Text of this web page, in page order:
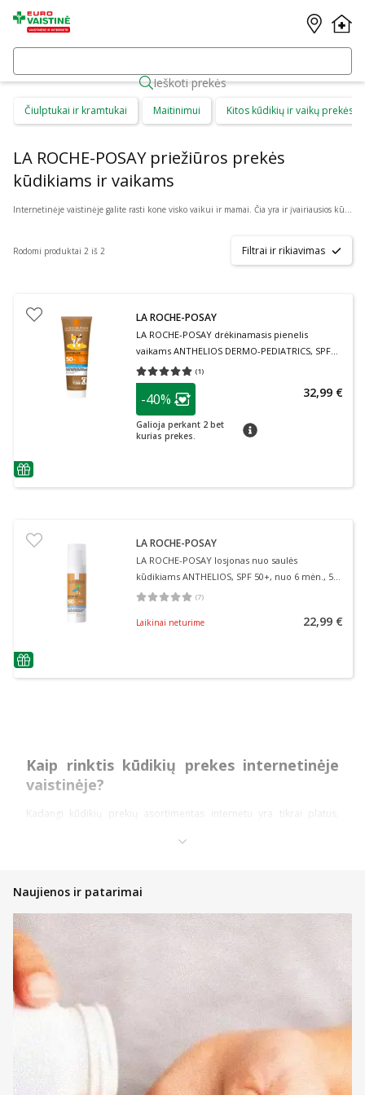
Ieškoti prekės
Čiulptukai ir kramtukai Maitinimui Kitos kūdikių ir vaikų prekės
LA ROCHE-POSAY priežiūros prekės
kūdikiams ir vaikams
Internetinėje vaistinėje galite rasti kone visko vaikui ir mamai. Čia yra ir įvairiausios kūdikių prekės, kurios tinka patiems mažiausiems. Rinkitės iš: valymo šepetėlių, sterilizavimo maišelių, kramtukų, čiulptukų, žindukų, gertuvių ar buteliukų, maišelių mamos pienui, seilinukų bei daugybės kitų prekių. Tarp jų yra tiek berniukams, tiek mergaitėms tinkamų priemonių bei reikmenų, įvairios ekologiškos bei itin saugios, nekenksmingos prekės. Kataloge yra: Akuku, Avent, Baboo, Babyono, Canpol, Dr. Brown‘s, Philips ir daug kitų prekės ženklų.
Rodomi produktai 2 iš 2 Filtrai ir rikiavimas
patarimas
LA ROCHE-POSAY
LA ROCHE-POSAY drėkinamasis pienelis
vaikams ANTHELIOS DERMO-PEDIATRICS, SPF
50+, 250 ml
(1)
Vidutinis įvertinimas 5.00
patarimas
Lojalumo klubo narių nuolaida
-40%
Galioja perkant 2 bet
kurias prekes.
patarimas
32,99 €
patarimas
LA ROCHE-POSAY
LA ROCHE-POSAY losjonas nuo saulės
kūdikiams ANTHELIOS, SPF 50+, nuo 6 mėn., 50
ml
(7)
Vidutinis įvertinimas 5.00
Laikinai neturime 22,99 €
Kaip rinktis kūdikių prekes internetinėje
vaistinėje?
Kadangi kūdikių prekių asortimentas internetu yra tikrai platus,
įžvalgos dažniausiai nurodomos konkrečios grupės prekių
tiesioginis pokalbis su konsultantais.
Perkant internetu – jūsų patogumui veikia internetinės vaistinės
filtrai bei prekių rikiavimo įrankis. Filtras leidžia kuo greičiau
sumažinti rodomų rezultatų kiekį, kad greičiau rastumėte prekes,
kurių nauda kūdikiams yra būtent tokia, kokios tikitės. Susiaurinkite
rodomų rezultatų kiekį pagal: kategoriją, kainą, prekės ženklą ar
registraciją. Susiaurintas pasirinkimas palengvins galimybę rinktis.
Na, o rikiavimo įrankis leidžia perkantiems internetu greičiau rasti
geriausiai vertinamas, pigiau arba brangiau kainuojančias prekes
bei rikiuoti pagal pavadinimus. Šitaip sumažėjus rodomų prekių
sąrašui galima dar greičiau rasti tai, ko reikia.
Atkreipkite dėmesį ir į prekių ženklinimą.
Naujienos ir patarimai